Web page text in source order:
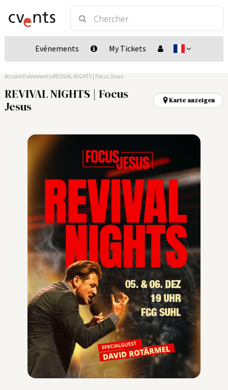
Evénements My Tickets
Accueil Evénements REVIVAL NIGHTS | Focus Jesus
REVIVAL NIGHTS | Focus
Jesus
Karte anzeigen